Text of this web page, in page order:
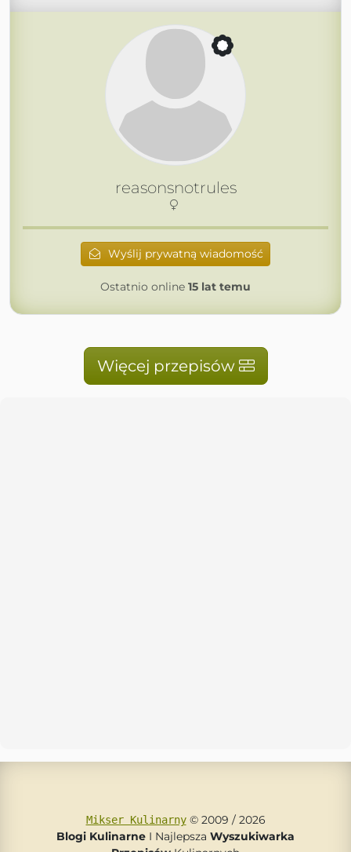
reasonsnotrules
Wyślij prywatną wiadomość
Ostatnio online 15 lat temu
Więcej przepisów
Mikser Kulinarny© 2009 / 2026
Blogi Kulinarne I Najlepsza Wyszukiwarka